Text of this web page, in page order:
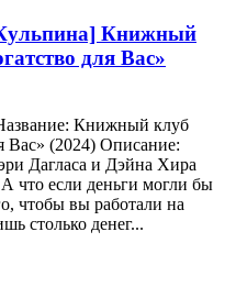
Книжный
для Вас»
Книжный клуб
Вас» (2024) Описание:
Дагласа и Дэйна Хира
что если деньги могли бы
чтобы вы работали на
столько денег...